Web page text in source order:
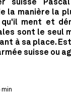
suisse
la manière la
qu'il ment et
sont le seul
à sa place.
suisse ou
min